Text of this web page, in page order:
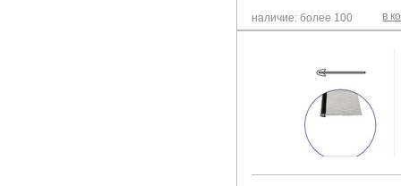
в
наличие: более 100